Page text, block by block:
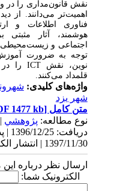
نقش قانونمداری را در
اهمیتتر میدانند. از دید
فناوری اطلاعات و
هوشمند، آثار مثبتی
اجتماعی و زیست‌محیطی
توجه به ضرورت
نوین، نقشICTرا در
قلمداد می‌کنند.
واژه‌های کلیدی:
شهر یزد
متن کامل[PDF 1477 kb]
نوع مطالعه:پژوهشي|
1397/11/30 | انتشار الکترونیک: 1397/11/30
ارسال نظر درباره این
الکترونیک شما: